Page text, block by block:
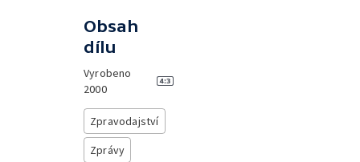
Obsah
dílu
Vyrobeno
2000
Zpravodajství
Zprávy